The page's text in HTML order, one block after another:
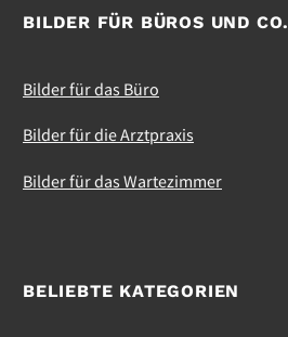
BILDER FÜR BÜROS UND CO.
Bilder für das Büro
Bilder für die Arztpraxis
Bilder für das Wartezimmer
BELIEBTE KATEGORIEN